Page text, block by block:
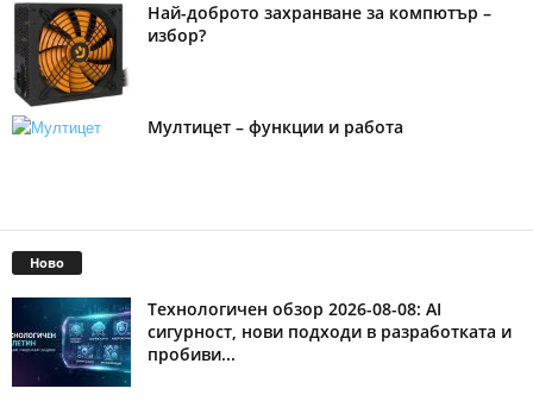
Най-доброто захранване за компютър –
избор?
Мултицет – функции и работа
Ново
Технологичен обзор 2026-08-08: AI
сигурност, нови подходи в разработката и
пробиви...